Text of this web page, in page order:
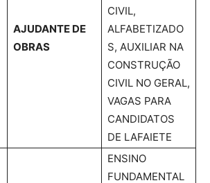
AJUDANTE DE
OBRAS
CIVIL,
ALFABETIZADO
S, AUXILIAR NA
CONSTRUÇÃO
CIVIL NO GERAL,
VAGAS PARA
CANDIDATOS
DE LAFAIETE
ENSINO
FUNDAMENTAL